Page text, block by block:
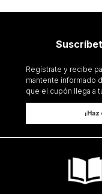
Regístrate y recibe
mantente informado
que el cupón llega a